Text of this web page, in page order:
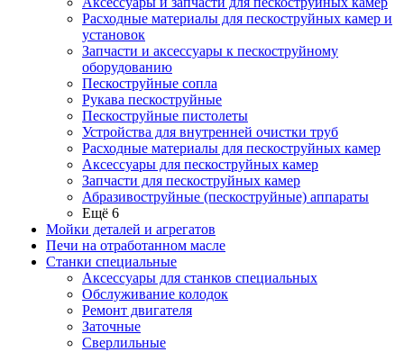
Расходные материалы для пескоструйных камер и
установок
Запчасти и аксессуары к пескоструйному
оборудованию
Пескоструйные сопла
Рукава пескоструйные
Пескоструйные пистолеты
Устройства для внутренней очистки труб
Расходные материалы для пескоструйных камер
Аксессуары для пескоструйных камер
Запчасти для пескоструйных камер
Абразивоструйные (пескоструйные) аппараты
Ещё 6
Мойки деталей и агрегатов
Печи на отработанном масле
Станки специальные
Аксессуары для станков специальных
Обслуживание колодок
Ремонт двигателя
Заточные
Сверлильные